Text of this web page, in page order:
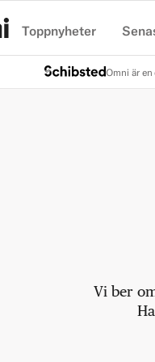
Toppnyheter
Omni är
Vi ber